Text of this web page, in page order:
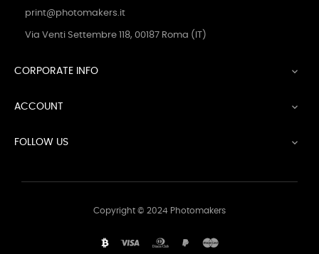
print@photomakers.it
Via Venti Settembre 118, 00187 Roma (IT)
CORPORATE INFO 
ACCOUNT 
FOLLOW US 
Copyright © 2024 Photomakers